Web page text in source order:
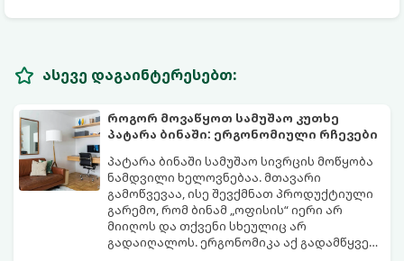
ასევე დაგაინტერესებთ:
როგორ მოვაწყოთ სამუშაო კუთხე
პატარა ბინაში: ერგონომიული რჩევები
პატარა ბინაში სამუშაო სივრცის მოწყობა
ნამდვილი ხელოვნებაა. მთავარი
გამოწვევაა, ისე შევქმნათ პროდუქტიული
გარემო, რომ ბინამ „ოფისის“ იერი არ
მიიღოს და თქვენი სხეულიც არ
გადაიღალოს. ერგონომიკა აქ გადამწყვეტ